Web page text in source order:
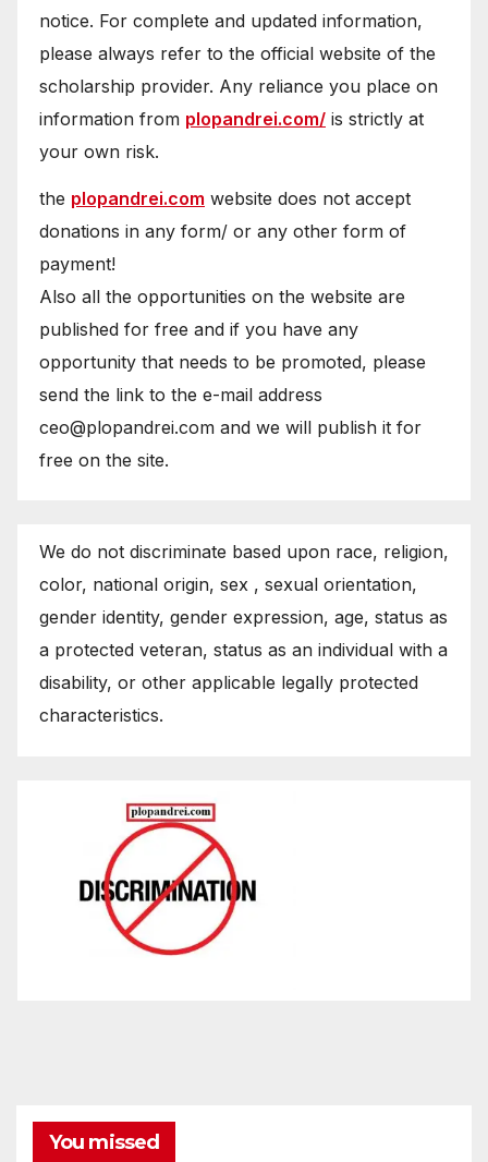
notice. For complete and updated information,
please always refer to the official website of the
scholarship provider. Any reliance you place on
information from plopandrei.com/ is strictly at
your own risk.
the plopandrei.com website does not accept
donations in any form/ or any other form of
payment!
Also all the opportunities on the website are
published for free and if you have any
opportunity that needs to be promoted, please
send the link to the e-mail address
ceo@plopandrei.com and we will publish it for
free on the site.
We do not discriminate based upon race, religion,
color, national origin, sex , sexual orientation,
gender identity, gender expression, age, status as
a protected veteran, status as an individual with a
disability, or other applicable legally protected
characteristics.
You missed